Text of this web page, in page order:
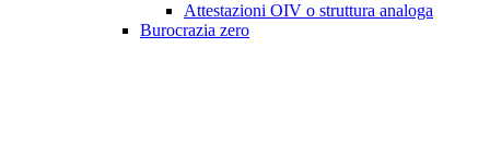
Attestazioni OIV o struttura analoga
Burocrazia zero